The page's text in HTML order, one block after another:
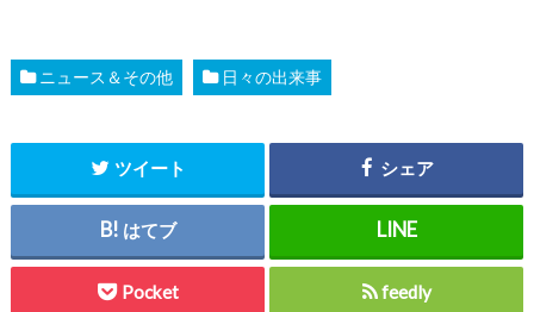
ニュース＆その他 日々の出来事
ツイート シェア
はてブ
Pocket feedly